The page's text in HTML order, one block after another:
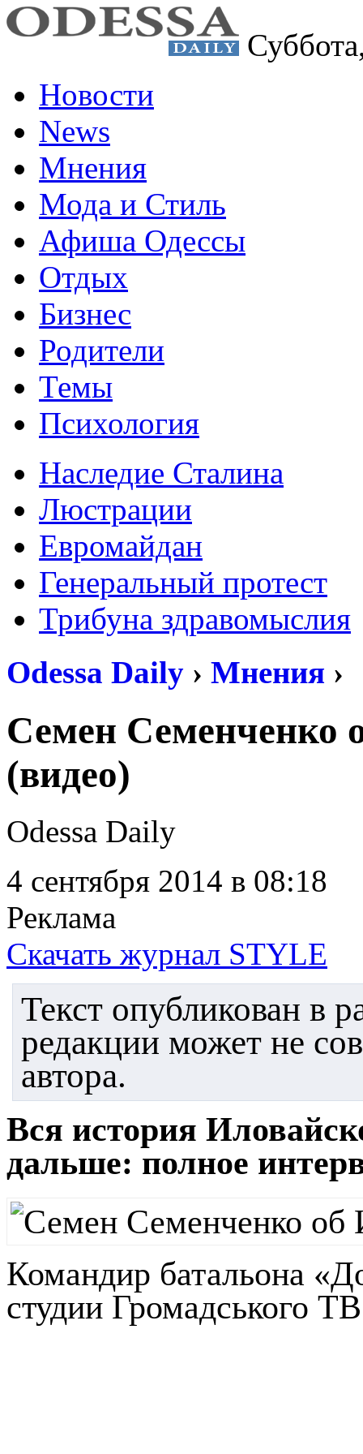
Новости
News
Мнения
Мода и Стиль
Афиша Одессы
Отдых
Бизнес
Родители
Темы
Психология
Наследие Сталина
Люстрации
Евромайдан
Генеральный протест
Трибуна здравомыслия
Odessa Daily › Мнения ›
Семен Семенченко
(видео)
Odessa Daily
4 сентября 2014 в 08:18
Реклама
Скачать журнал STYLE
Текст опубликован в
редакции может не
автора.
Вся история
дальше: полное
Командир батальона
студии Громадського